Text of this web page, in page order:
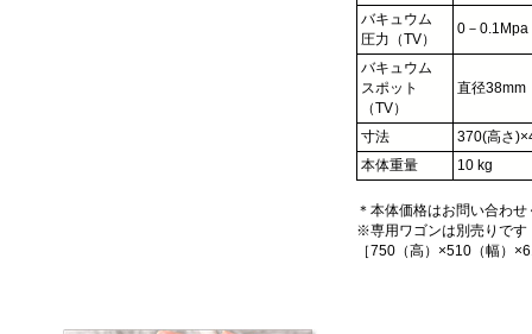
バキュウム
圧力（TV）
0－0.1Mpa
バキュウム
スポット
（TV）
直径38mm
寸法
370(高さ
本体重量
10 kg
＊本体価格はお問い合わ
※専用ワゴンは別売りです
［750（高）×510（幅）